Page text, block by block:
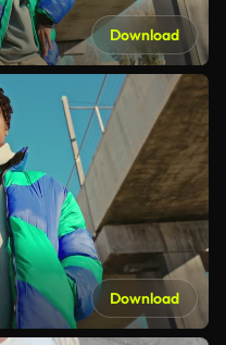
Download
Download